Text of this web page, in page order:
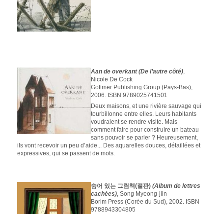
Aan de overkant (De l’autre côté),
Nicole De Cock
Gottmer Publishing Group (Pays-Bas),
2006. ISBN 9789025741501
Deux maisons, et une rivière sauvage qui
tourbillonne entre elles. Leurs habitants
voudraient se rendre visite. Mais
comment faire pour construire un bateau
sans pouvoir se parler ? Heureusement,
ils vont recevoir un peu d’aide... Des aquarelles douces, détaillées et
expressives, qui se passent de mots.
숨어 있는 그림책(절판) (Album de lettres
cachées), Song Myeong-jiin
Borim Press (Corée du Sud), 2002. ISBN
9788943304805